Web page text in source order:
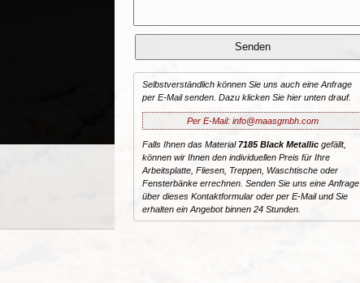
Selbstverständlich können Sie uns auch eine Anfrage
per E-Mail senden. Dazu klicken Sie hier unten drauf.
Per E-Mail: info@maasgmbh.com
Falls Ihnen das Material 7185 Black Metallicgefällt,
können wir Ihnen den individuellen Preis für Ihre
Arbeitsplatte, Fliesen, Treppen, Waschtische oder
Fensterbänke errechnen. Senden Sie uns eine Anfrage
über dieses Kontaktformular oder per E-Mail und Sie
erhalten ein Angebot binnen 24 Stunden.